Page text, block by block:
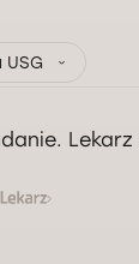
USG